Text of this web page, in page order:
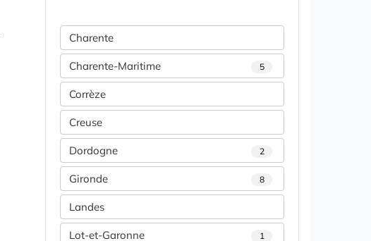
Charente
Charente-Maritime 5
Corrèze
Creuse
Dordogne 2
Gironde 8
Landes
Lot-et-Garonne 1